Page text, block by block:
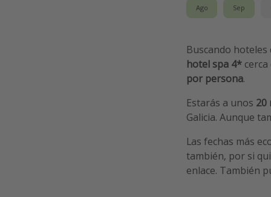
Ago Sep
Buscando
hotel spa 4* cerca
por persona.
Estarás a unos 20
Galicia. Aunque
Las fechas más
también, por si
enlace. También